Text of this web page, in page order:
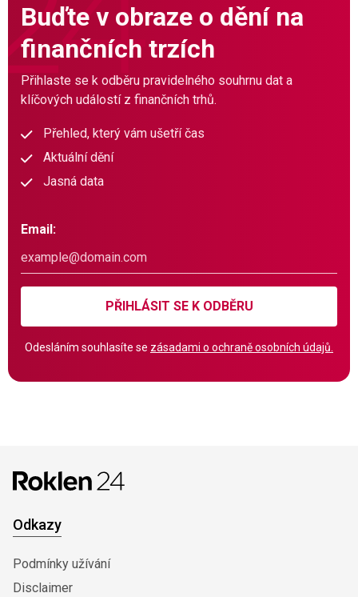
Buďte v obraze o dění na
finančních trzích
Přihlaste se k odběru pravidelného souhrnu dat a
klíčových událostí z finančních trhů.
Přehled, který vám ušetří čas
Aktuální dění
Jasná data
Email:
PŘIHLÁSIT SE K ODBĚRU
Odesláním souhlasíte se zásadami o ochraně osobních údajů.
Odkazy
Podmínky užívání
Disclaimer